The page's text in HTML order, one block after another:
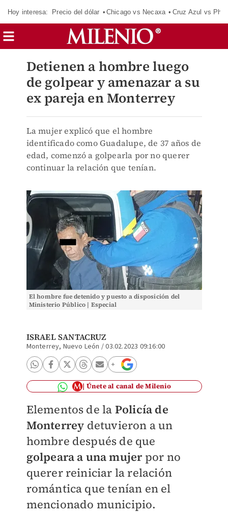
Hoy interesa: Precio del dólar Chicago vs Necaxa Cruz Azul vs
Detienen a hombre luego
de golpear y amenazar a su
ex pareja en Monterrey
La mujer explicó que el hombre
identificado como Guadalupe, de 37 años de
edad, comenzó a golpearla por no querer
continuar la relación que tenían.
El hombre fue detenido y puesto a disposición del
Ministerio Público | Especial
ISRAEL SANTACRUZ
Monterrey, Nuevo León /03.02.2023 09:16:00
Únete al canal de Milenio
Elementos de la Policía de
Monterrey detuvieron a un
hombre después de que
golpeara a una mujerpor no
querer reiniciar la relación
romántica que tenían en el
mencionado municipio.